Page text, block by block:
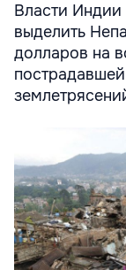
Власти
выделить
долларов на